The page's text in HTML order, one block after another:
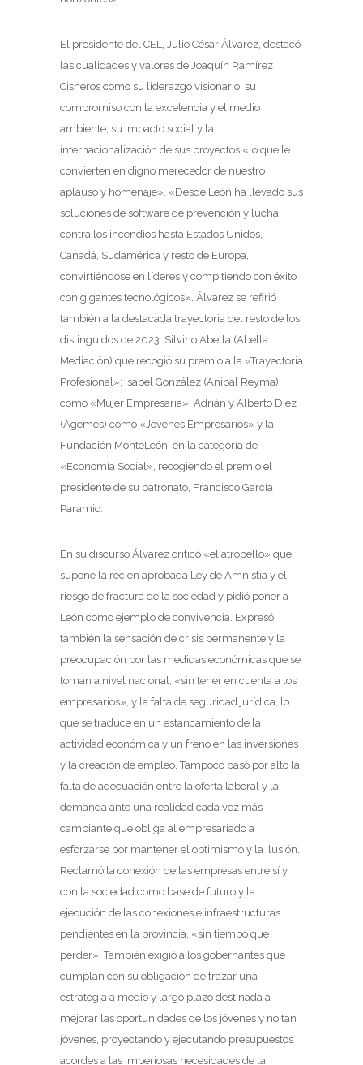
El presidente del CEL, Julio César Álvarez, destacó
las cualidades y valores de Joaquín Ramírez
Cisneros como su liderazgo visionario, su
compromiso con la excelencia y el medio
ambiente, su impacto social y la
internacionalización de sus proyectos «lo que le
convierten en digno merecedor de nuestro
aplauso y homenaje». «Desde León ha llevado sus
soluciones de software de prevención y lucha
contra los incendios hasta Estados Unidos,
Canadá, Sudamérica y resto de Europa,
convirtiéndose en líderes y compitiendo con éxito
con gigantes tecnológicos». Álvarez se refirió
también a la destacada trayectoria del resto de los
distinguidos de 2023: Silvino Abella (Abella
Mediación) que recogió su premio a la «Trayectoria
Profesional»; Isabel González (Anibal Reyma)
como «Mujer Empresaria»; Adrián y Alberto Diez
(Agemes) como «Jóvenes Empresarios» y la
Fundación MonteLeón, en la categoría de
«Economía Social», recogiendo el premio el
presidente de su patronato, Francisco García
Paramio.
En su discurso Álvarez criticó «el atropello» que
supone la recién aprobada Ley de Amnistía y el
riesgo de fractura de la sociedad y pidió poner a
León como ejemplo de convivencia. Expresó
también la sensación de crisis permanente y la
preocupación por las medidas económicas que se
toman a nivel nacional, «sin tener en cuenta a los
empresarios», y la falta de seguridad jurídica, lo
que se traduce en un estancamiento de la
actividad económica y un freno en las inversiones
y la creación de empleo. Tampoco pasó por alto la
falta de adecuación entre la oferta laboral y la
demanda ante una realidad cada vez más
cambiante que obliga al empresariado a
esforzarse por mantener el optimismo y la ilusión.
Reclamó la conexión de las empresas entre sí y
con la sociedad como base de futuro y la
ejecución de las conexiones e infraestructuras
pendientes en la provincia, «sin tiempo que
perder». También exigió a los gobernantes que
cumplan con su obligación de trazar una
estrategia a medio y largo plazo destinada a
mejorar las oportunidades de los jóvenes y no tan
jóvenes, proyectando y ejecutando presupuestos
acordes a las imperiosas necesidades de la